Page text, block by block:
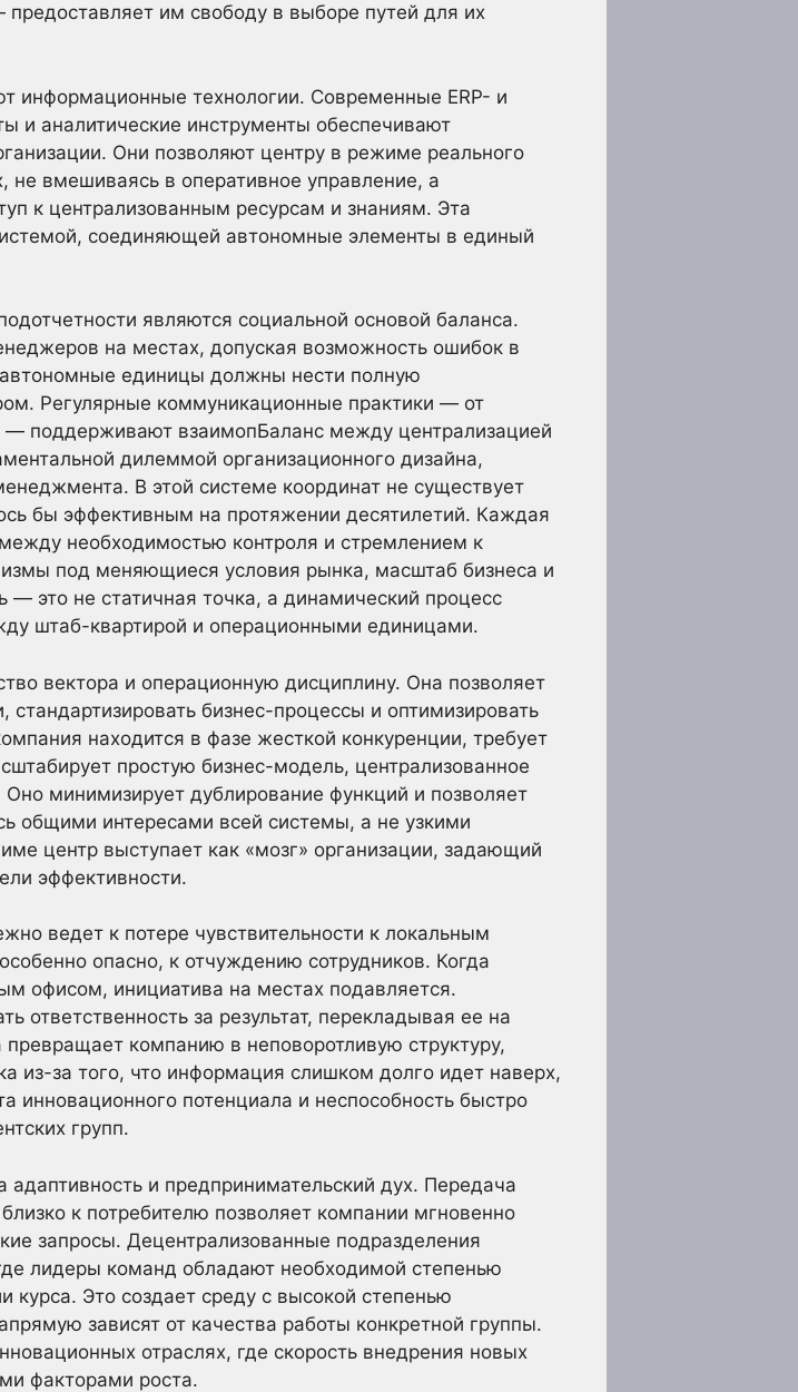
им свободу в выборе путей для их
информационные технологии. Современные ERP- и
и аналитические инструменты обеспечивают
Они позволяют центру в режиме реального
не вмешиваясь в оперативное управление, а
к централизованным ресурсам и знаниям. Эта
соединяющей автономные элементы в единый
являются социальной основой баланса.
на местах, допуская возможность ошибок в
единицы должны нести полную
Регулярные коммуникационные практики — от
— поддерживают взаимопБаланс между централизацией
дилеммой организационного дизайна,
В этой системе координат не существует
бы эффективным на протяжении десятилетий. Каждая
необходимостью контроля и стремлением к
под меняющиеся условия рынка, масштаб бизнеса и
— это не статичная точка, а динамический процесс
штаб-квартирой и операционными единицами.
вектора и операционную дисциплину. Она позволяет
бизнес-процессы и оптимизировать
находится в фазе жесткой конкуренции, требует
простую бизнес-модель, централизованное
Оно минимизирует дублирование функций и позволяет
общими интересами всей системы, а не узкими
центр выступает как «мозг» организации, задающий
эффективности.
ведет к потере чувствительности к локальным
опасно, к отчуждению сотрудников. Когда
офисом, инициатива на местах подавляется.
ответственность за результат, перекладывая ее на
компанию в неповоротливую структуру,
из-за того, что информация слишком долго идет наверх,
инновационного потенциала и неспособность быстро
групп.
адаптивность и предпринимательский дух. Передача
к потребителю позволяет компании мгновенно
запросы. Децентрализованные подразделения
лидеры команд обладают необходимой степенью
курса. Это создает среду с высокой степенью
зависят от качества работы конкретной группы.
отраслях, где скорость внедрения новых
факторами роста.